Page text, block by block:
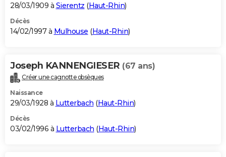
28/03/1909 à Sierentz (Haut-Rhin)
Décès
14/02/1997 à Mulhouse (Haut-Rhin)
Joseph KANNENGIESER (67 ans)
Créer une cagnotte obsèques
Naissance
29/03/1928 à Lutterbach (Haut-Rhin)
Décès
03/02/1996 à Lutterbach (Haut-Rhin)